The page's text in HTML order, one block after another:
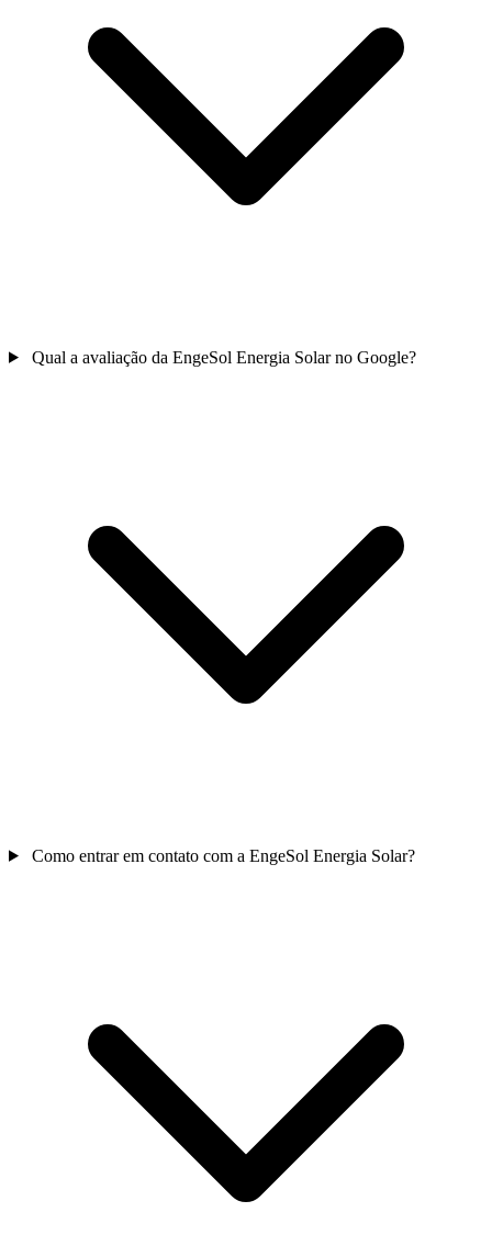
Qual a avaliação da EngeSol Energia Solar no Google?
Como entrar em contato com a EngeSol Energia Solar?